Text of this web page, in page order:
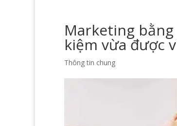
Marketing
kiệm vừa được
Thông tin chung